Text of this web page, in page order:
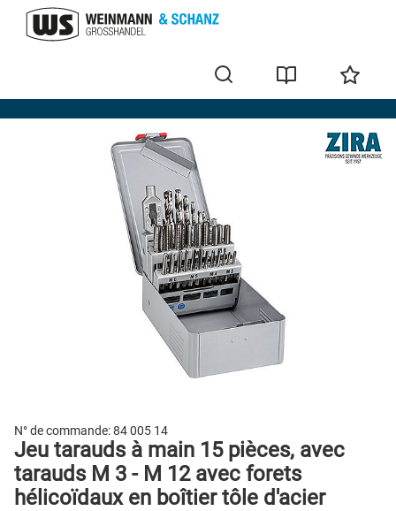
Tarauds à main
N° de commande:84 005 14
Jeu tarauds à main 15 pièces, avec
tarauds M 3 - M 12 avec forets
hélicoïdaux en boîtier tôle d'acier